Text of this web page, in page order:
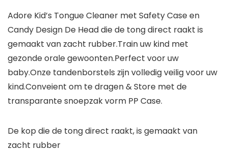
Adore Kid’s Tongue Cleaner met Safety Case en
Candy Design De Head die de tong direct raakt is
gemaakt van zacht rubber.Train uw kind met
gezonde orale gewoonten.Perfect voor uw
baby.Onze tandenborstels zijn volledig veilig voor uw
kind.Conveient om te dragen & Store met de
transparante snoepzak vorm PP Case.
De kop die de tong direct raakt, is gemaakt van
zacht rubber